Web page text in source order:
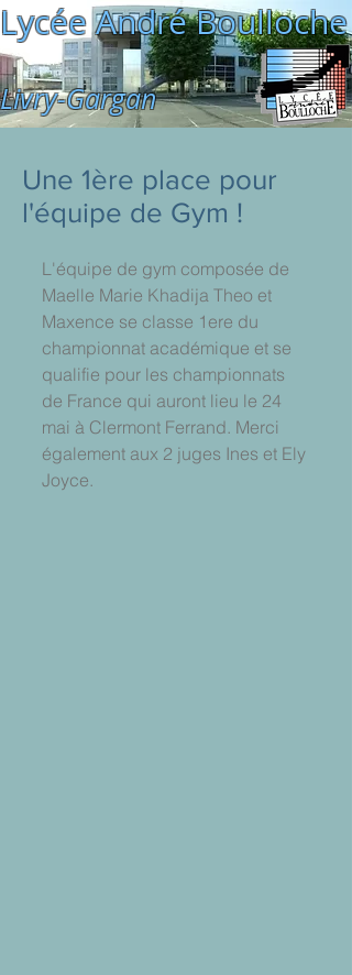
Lycée André Boulloche
Livry-Gargan
Une 1ère place pour
l'équipe de Gym !
L'équipe de gym composée de
Maelle Marie Khadija Theo et
Maxence se classe 1ere du
championnat académique et se
qualifie pour les championnats
de France qui auront lieu le 24
mai à Clermont Ferrand. Merci
également aux 2 juges Ines et Ely
Joyce.